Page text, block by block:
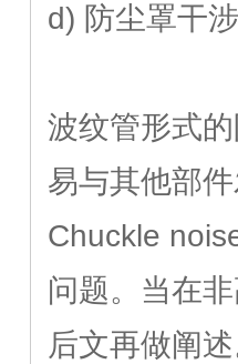
d) 防尘罩干涉
波纹管形式
易与其他部
Chuckle
问题。当在
后文再做阐